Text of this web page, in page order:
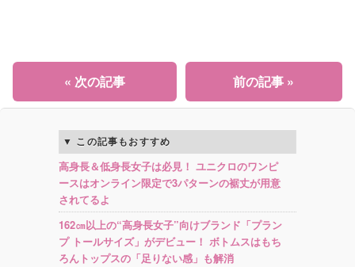
前の記事 »
« 次の記事
この記事もおすすめ
高身長＆低身長女子は必見！ ユニクロのワンピ
ースはオンライン限定で3パターンの裾丈が用意
されてるよ
162㎝以上の“高身長女子”向けブランド「プラン
プ トールサイズ」がデビュー！ ボトムスはもち
ろんトップスの「足りない感」も解消